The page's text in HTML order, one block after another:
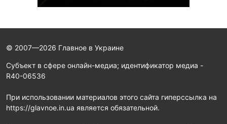
© 2007—2026 Главное в Украине
Субъект в сфере онлайн-медиа; идентификатор медиа -
R40-06536
При использовании материалов этого сайта гиперссылка на
https://glavnoe.in.ua является обязательной.